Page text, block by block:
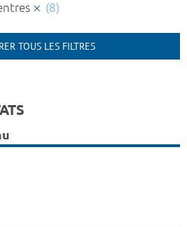
(8)
TOUS LES FILTRES